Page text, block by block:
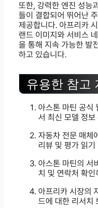
또한, 강력한 엔진 성능
들이 결합되어 뛰어난
제공합니다. 아프리카
랜드 이미지와 서비스
을 통해 지속 가능한 발
하고 있습니다.
유용한 참고
아스톤 마틴 공식
서 최신 모델 정보
자동차 전문 매체
리뷰 및 평가 읽기
아스톤 마틴의 서
치 및 연락처 확인
아프리카 시장의
드에 대한 리서치